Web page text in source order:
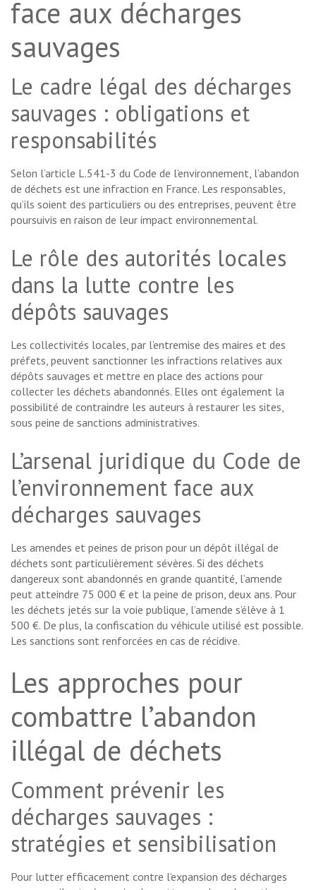
face aux décharges
sauvages
Le cadre légal des décharges
sauvages : obligations et
responsabilités
Selon l’article L.541-3 du Code de l’environnement, l’abandon
de déchets est une infraction en France. Les responsables,
qu’ils soient des particuliers ou des entreprises, peuvent être
poursuivis en raison de leur impact environnemental.
Le rôle des autorités locales
dans la lutte contre les
dépôts sauvages
Les collectivités locales, par l’entremise des maires et des
préfets, peuvent sanctionner les infractions relatives aux
dépôts sauvages et mettre en place des actions pour
collecter les déchets abandonnés. Elles ont également la
possibilité de contraindre les auteurs à restaurer les sites,
sous peine de sanctions administratives.
L’arsenal juridique du Code de
l’environnement face aux
décharges sauvages
Les amendes et peines de prison pour un dépôt illégal de
déchets sont particulièrement sévères. Si des déchets
dangereux sont abandonnés en grande quantité, l’amende
peut atteindre 75 000 € et la peine de prison, deux ans. Pour
les déchets jetés sur la voie publique, l’amende s’élève à 1
500 €. De plus, la confiscation du véhicule utilisé est possible.
Les sanctions sont renforcées en cas de récidive.
Les approches pour
combattre l’abandon
illégal de déchets
Comment prévenir les
décharges sauvages :
stratégies et sensibilisation
Pour lutter efficacement contre l’expansion des décharges